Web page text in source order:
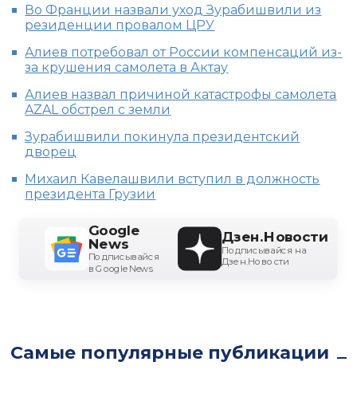
Во Франции назвали уход Зурабишвили из
резиденции провалом ЦРУ
Алиев потребовал от России компенсаций из-
за крушения самолета в Актау
Алиев назвал причиной катастрофы самолета
AZAL обстрел с земли
Зурабишвили покинула президентский
дворец
Михаил Кавелашвили вступил в должность
президента Грузии
Google
News
Подписывайся
в Google News
Дзен.Новости
Подписывайся на
Дзен.Новости
Самые популярные публикации